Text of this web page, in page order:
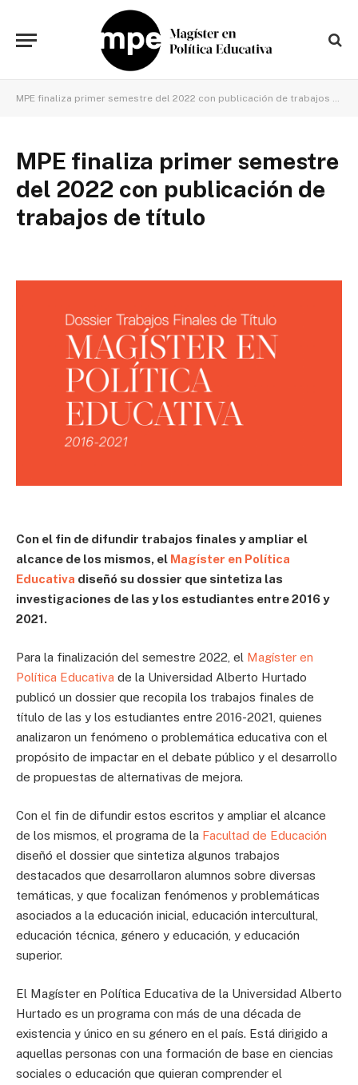
MPE finaliza primer semestre del 2022 con publicación de trabajos de título
MPE finaliza primer semestre
del 2022 con publicación de
trabajos de título
Con el fin de difundir trabajos finales y ampliar el
alcance de los mismos, el Magíster en Política
Educativa diseñó su dossier que sintetiza las
investigaciones de las y los estudiantes entre 2016 y
2021.
Para la finalización del semestre 2022, el Magíster en
Política Educativa de la Universidad Alberto Hurtado
publicó un dossier que recopila los trabajos finales de
título de las y los estudiantes entre 2016-2021, quienes
analizaron un fenómeno o problemática educativa con el
propósito de impactar en el debate público y el desarrollo
de propuestas de alternativas de mejora.
Con el fin de difundir estos escritos y ampliar el alcance
de los mismos, el programa de la Facultad de Educación
diseñó el dossier que sintetiza algunos trabajos
destacados que desarrollaron alumnos sobre diversas
temáticas, y que focalizan fenómenos y problemáticas
asociados a la educación inicial, educación intercultural,
educación técnica, género y educación, y educación
superior.
El Magíster en Política Educativa de la Universidad Alberto
Hurtado es un programa con más de una década de
existencia y único en su género en el país. Está dirigido a
aquellas personas con una formación de base en ciencias
sociales o educación que quieran comprender el